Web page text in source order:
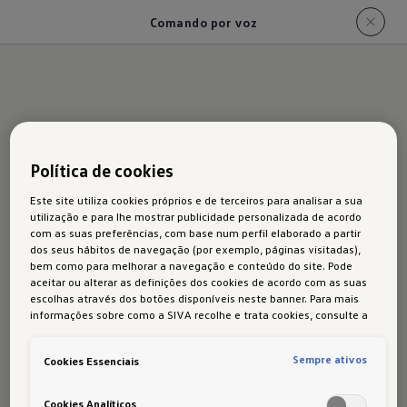
Comando por voz
Comando por voz1: "Olá
Volkswagen"
O seu Volkswagen entende-o. Com o comando
"Olá, Volkswagen" inicia um diálogo natural, o
que permite um controlo seguro e confortável
navegação. Para tal, ative o comando por voz
2
Política de cookies
Este site utiliza cookies próprios e de terceiros para analisar a sua
utilização e para lhe mostrar publicidade personalizada de acordo
com as suas preferências, com base num perfil elaborado a partir
dos seus hábitos de navegação (por exemplo, páginas visitadas),
bem como para melhorar a navegação e conteúdo do site. Pode
aceitar ou alterar as definições dos cookies de acordo com as suas
escolhas através dos botões disponíveis neste banner. Para mais
informações sobre como a SIVA recolhe e trata cookies, consulte a
Cookies Essenciais Sempre ativos
Cookies Analíticos